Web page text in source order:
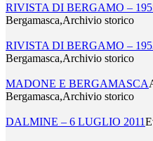
RIVISTA DI BERGAMO –
Bergamasca,Archivio storico
RIVISTA DI BERGAMO –
Bergamasca,Archivio storico
MADONE E BERGAMASCA
Bergamasca,Archivio storico
DALMINE – 6 LUGLIO 2011